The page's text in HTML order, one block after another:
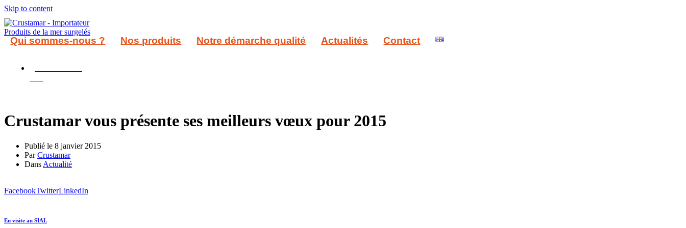
Skip to content
Qui sommes-nous ? Nos produits Notre démarche qualité Actualités Contact
Crustamar vous présente ses meilleurs vœux pour 2015
Publié le 8 janvier 2015
ParCrustamar
Dans Actualité
FacebookTwitterLinkedIn
En visite au SIAL